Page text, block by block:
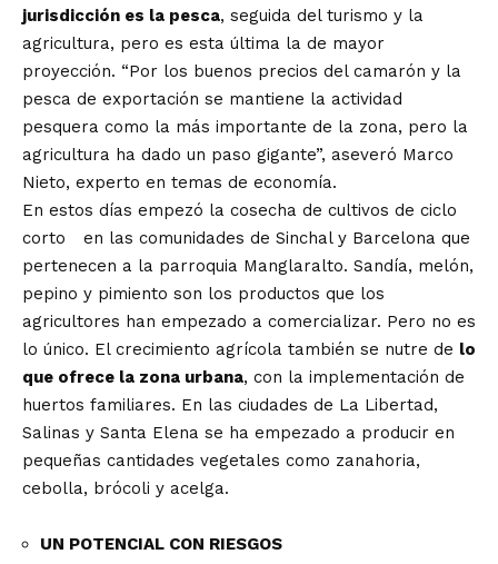
jurisdicción es la pesca, seguida del turismo y la
agricultura, pero es esta última la de mayor
proyección. “Por los buenos precios del camarón y la
pesca de exportación se mantiene la actividad
pesquera como la más importante de la zona, pero la
agricultura ha dado un paso gigante”, aseveró Marco
Nieto, experto en temas de economía.
En estos días empezó la cosecha de cultivos de ciclo
corto en las comunidades de Sinchal y Barcelona que
pertenecen a la parroquia Manglaralto. Sandía, melón,
pepino y pimiento son los productos que los
agricultores han empezado a comercializar. Pero no es
lo único. El crecimiento agrícola también se nutre de lo
que ofrece la zona urbana, con la implementación de
huertos familiares. En las ciudades de La Libertad,
Salinas y Santa Elena se ha empezado a producir en
pequeñas cantidades vegetales como zanahoria,
cebolla, brócoli y acelga.
UN POTENCIAL CON RIESGOS